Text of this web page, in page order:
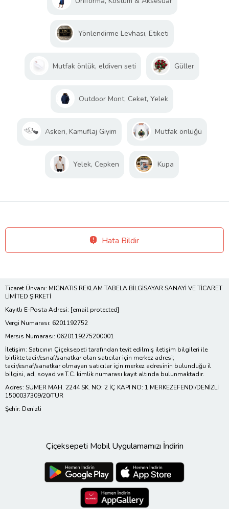
Yönlendirme Levhası, Etiketi
Mutfak önlük, eldiven seti Güller
Outdoor Mont, Ceket, Yelek
Askeri, Kamuflaj Giyim Mutfak önlüğü
Yelek, Cepken Kupa
Hata Bildir
Ticaret Ünvanı: MIGNATIS REKLAM TABELA BİLGİSAYAR SANAYİ VE TİCARET
LİMİTED ŞİRKETİ
Kayıtlı E-Posta Adresi: [email protected]
Vergi Numarası: 6201192752
Mersis Numarası: 0620119275200001
İletişim: Satıcının Çiçeksepeti tarafından teyit edilmiş iletişim bilgileri ile
birlikte tacir/esnaf/sanatkar olan satıcılar için merkez adresi;
tacir/esnaf/sanatkar olmayan satıcılar için merkez adresinin bulunduğu il
bilgisi, ad, soyad ve T.C. kimlik numarası kayıt altında bulunmaktadır.
Adres: SÜMER MAH. 2244 SK. NO: 2 İÇ KAPI NO: 1 MERKEZEFENDİ/DENİZLİ
1500037309/20/TUR
Şehir: Denizli
Çiçeksepeti Mobil Uygulamamızı İndirin